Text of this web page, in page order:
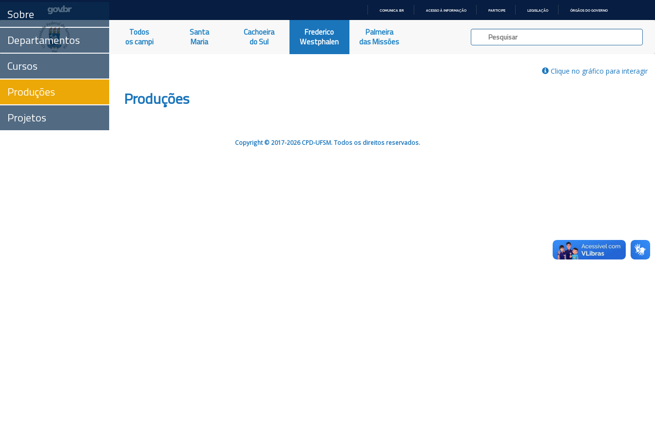
O
COMUNICA BR ACESSO À INFORMAÇÃO PARTICIPE LEGISLAÇÃO ÓRGÃOS DO GOVERNO
Todos
os campi
Santa
Maria
Cachoeira
do Sul
Frederico
Westphalen
Palmeira
das Missões
Sobre
Departamentos
Cursos
Produções
Projetos
Clique no gráfico para interagir
Produções
Copyright © 2017-2026 CPD-UFSM. Todos os direitos reservados.